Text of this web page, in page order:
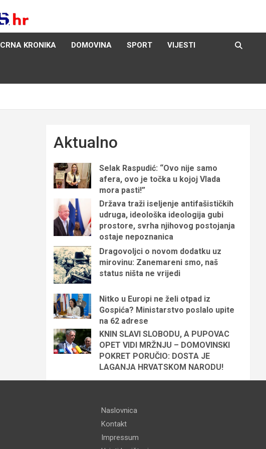
CRNA KRONIKA DOMOVINA SPORT VIJESTI
Aktualno
Selak Raspudić: “Ovo nije samo
afera, ovo je točka u kojoj Vlada
mora pasti!”
Država traži iseljenje antifašističkih
udruga, ideološka ideologija gubi
prostore, svrha njihovog postojanja
ostaje nepoznanica
Dragovoljci o novom dodatku uz
mirovinu: Zanemareni smo, naš
status ništa ne vrijedi
Nitko u Europi ne želi otpad iz
Gospića? Ministarstvo poslalo upite
na 62 adrese
KNIN SLAVI SLOBODU, A PUPOVAC
OPET VIDI MRŽNJU – DOMOVINSKI
POKRET PORUČIO: DOSTA JE
LAGANJA HRVATSKOM NARODU!
Naslovnica
Kontakt
Impressum